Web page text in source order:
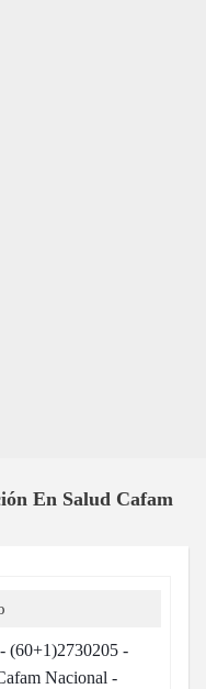
En Salud Cafam
(60+1)2730205 -
Nacional -